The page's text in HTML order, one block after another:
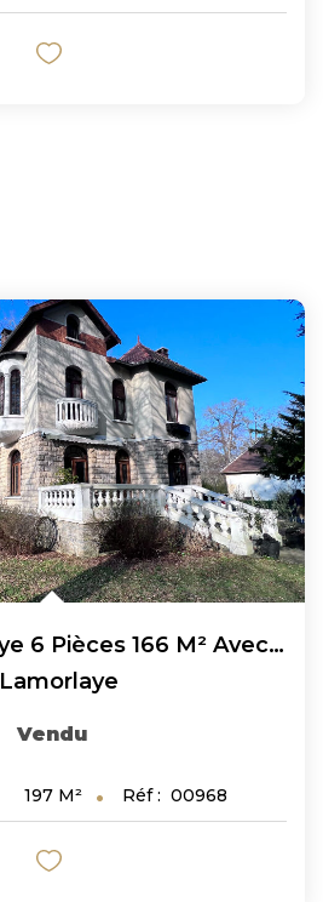
Maison Lamorlaye 6 Pièces 166 M² Avec Une Dépendance De 31...
Lamorlaye
Vendu
197 M² Réf : 00968